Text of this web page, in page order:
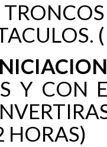
Y CON
HORAS)